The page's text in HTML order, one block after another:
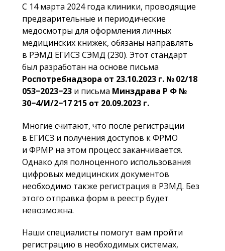
Наши специалисты помогут вам пройти
регистрацию в необходимых системах,
Многие считают, что после регистрации
в ЕГИСЗ и получения доступов к ФРМО
и ФРМР на этом процесс заканчивается.
Однако для полноценного использования
цифровых медицинских документов
необходимо также регистрация в РЭМД. Без
этого отправка форм в реестр будет
невозможна.
С 14 марта 2024 года клиники, проводящие
предварительные и периодические
медосмотры для оформления личных
медицинских книжек, обязаны направлять
в РЭМД ЕГИСЗ СЭМД (230). Этот стандарт
был разработан на основе письма
Роспотребнадзора от 23.10.2023 г. № 02/18
053−2023−23 и письма Минздрава Р Ф №
30−4/И/2−17 215 от 20.09.2023 г.